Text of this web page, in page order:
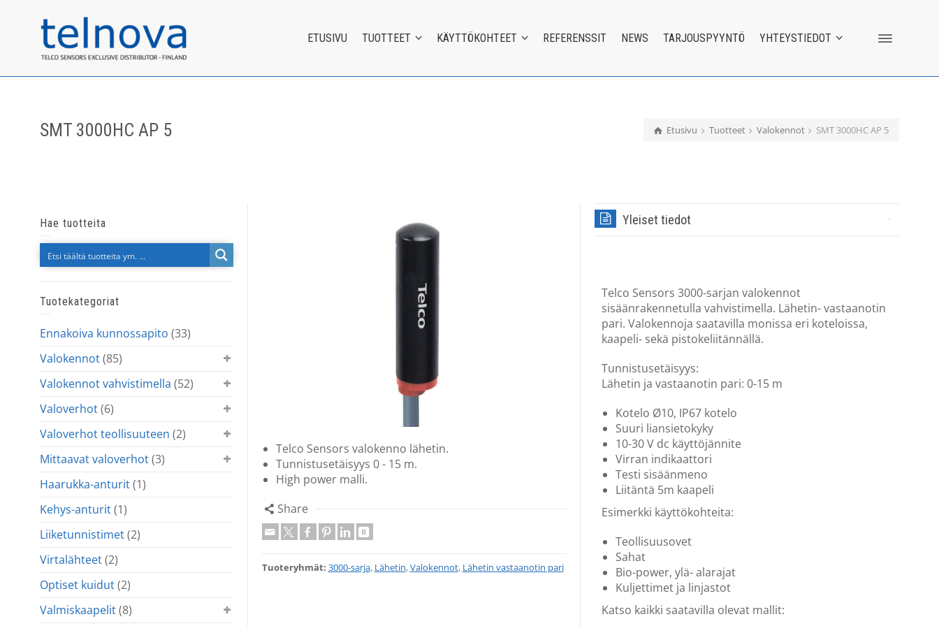
ETUSIVU TUOTTEET KÄYTTÖKOHTEET REFERENSSIT NEWS TARJOUSPYYNTÖ YHTEYSTIEDOT
Etusivu Tuotteet Valokennot SMT 3000HC AP 5
SMT 3000HC AP 5
Telco Sensors valokenno lähetin.
Tunnistusetäisyys 0 - 15 m.
High power malli.
Share
Tuoteryhmät: 3000-sarja, Lähetin,Valokennot, Lähetin vastaanotin pari
Yleiset tiedot
Telco Sensors 3000-sarjan valokennot
sisäänrakennetulla vahvistimella. Lähetin- vastaanotin
pari. Valokennoja saatavilla monissa eri koteloissa,
kaapeli- sekä pistokeliitännällä.
Tunnistusetäisyys:
Lähetin ja vastaanotin pari: 0-15 m
Kotelo Ø10, IP67 kotelo
Suuri liansietokyky
10-30 V dc käyttöjännite
Virran indikaattori
Testi sisäänmeno
Liitäntä 5m kaapeli
Esimerkki käyttökohteita:
Teollisuusovet
Sahat
Bio-power, ylä- alarajat
Kuljettimet ja linjastot
Katso kaikki saatavilla olevat mallit:
Hae tuotteita
Tuotekategoriat
Ennakoiva kunnossapito (33)
Valokennot(85)
Valokennot vahvistimella (52)
Valoverhot(6)
Valoverhot teollisuuteen (2)
Mittaavat valoverhot(3)
Haarukka-anturit(1)
Kehys-anturit(1)
Liiketunnistimet(2)
Virtalähteet(2)
Optiset kuidut(2)
Valmiskaapelit(8)